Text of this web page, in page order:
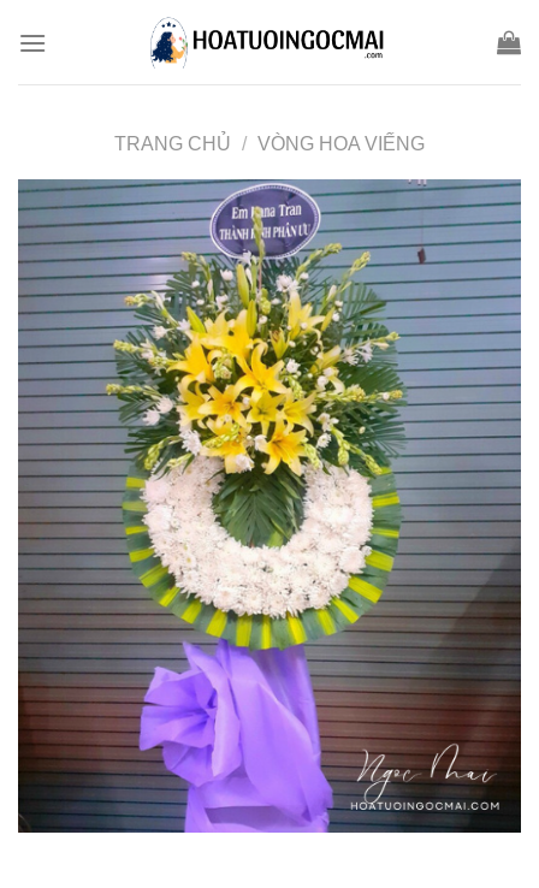
TRANG CHỦ / VÒNG HOA VIẾNG